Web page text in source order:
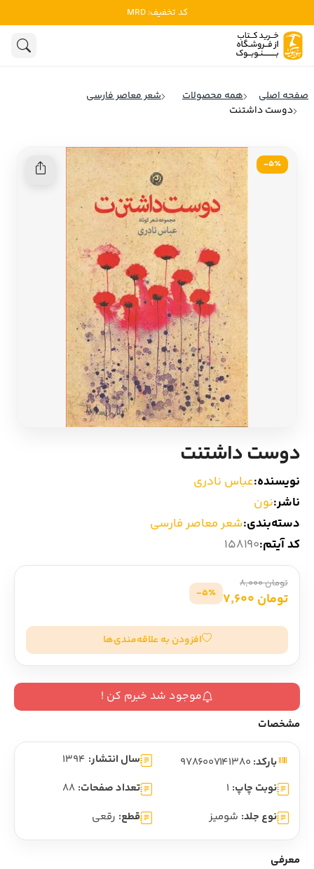
کد تخفیف: MRD
ادبیات
روانشناسی
تاریخ و سیاست
کودک و نوجوان
ادیان و اساطیر
ادبیات فرانسه
ادبیات ایتالیا
ادبیات روسیه
ادبیات آمریکای لاتین
ادبیات آلمان
ادبیات ترکیه
ادبیات آسیا
سایر کشورهای اروپا
داستان کوتاه
شعر و متون کهن
ادبیات نمایشی
صفحه اصلی همه محصولات
شعر معاصر فارسی
دوست داشتنت
5٪-
دوست داشتنت
نویسنده:عباس نادری
ناشر:نون
دسته‌بندی:شعر معاصر فارسی
کد آیتم:158190
تومان 8,000
تومان 7,600 5٪-
افزودن به علاقه‌مندی‌ها
موجود شد خبرم کن !
مشخصات
بارکد: سال انتشار: 1394
نوبت چاپ: 1 تعداد صفحات: 88
نوع جلد: شومیز قطع: رقعی
معرفی